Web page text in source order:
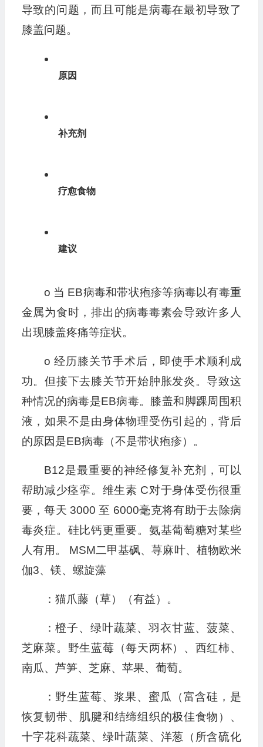
导致的问题，而且可能是病毒在最初导致了
膝盖问题。
原因
补充剂
疗愈食物
建议
o 当 EB病毒和带状疱疹等病毒以有毒重
金属为食时，排出的病毒毒素会导致许多人
出现膝盖疼痛等症状。
o 经历膝关节手术后，即使手术顺利成
功。但接下去膝关节开始肿胀发炎。导致这
种情况的病毒是EB病毒。膝盖和脚踝周围积
液，如果不是由身体物理受伤引起的，背后
的原因是EB病毒（不是带状疱疹）。
B12是最重要的神经修复补充剂，可以
帮助减少痉挛。维生素 C对于身体受伤很重
要，每天 3000 至 6000毫克将有助于去除病
毒炎症。硅比钙更重要。氨基葡萄糖对某些
人有用。 MSM二甲基砜、荨麻叶、植物欧米
伽3、镁、螺旋藻
：猫爪藤（草）（有益）。
：橙子、绿叶蔬菜、羽衣甘蓝、菠菜、
芝麻菜。野生蓝莓（每天两杯）、西红柿、
南瓜、芦笋、芝麻、苹果、葡萄。
：野生蓝莓、浆果、蜜瓜（富含硅，是
恢复韧带、肌腱和结缔组织的极佳食物）、
十字花科蔬菜、绿叶蔬菜、洋葱（所含硫化